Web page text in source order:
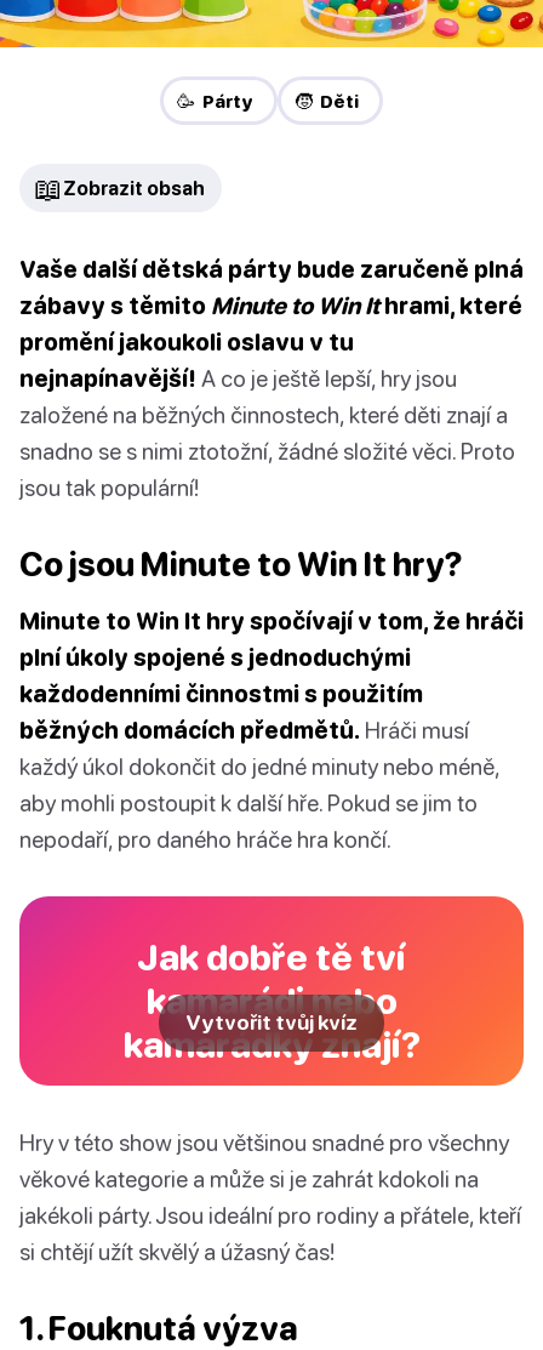
🥳 Párty 🧒 Děti
📖 Zobrazit obsah
Vaše další dětská párty bude zaručeně plná
zábavy s těmito Minute to Win Ithrami, které
promění jakoukoli oslavu v tu
nejnapínavější! A co je ještě lepší, hry jsou
založené na běžných činnostech, které děti znají a
snadno se s nimi ztotožní, žádné složité věci. Proto
jsou tak populární!
Co jsou Minute to Win It hry?
Minute to Win It hry spočívají v tom, že hráči
plní úkoly spojené s jednoduchými
každodenními činnostmi s použitím
běžných domácích předmětů. Hráči musí
každý úkol dokončit do jedné minuty nebo méně,
aby mohli postoupit k další hře. Pokud se jim to
nepodaří, pro daného hráče hra končí.
Jak dobře tě tví
kamarádi nebo
kamarádky znají?
Vytvořit tvůj kvíz
Hry v této show jsou většinou snadné pro všechny
věkové kategorie a může si je zahrát kdokoli na
jakékoli párty. Jsou ideální pro rodiny a přátele, kteří
si chtějí užít skvělý a úžasný čas!
1. Fouknutá výzva